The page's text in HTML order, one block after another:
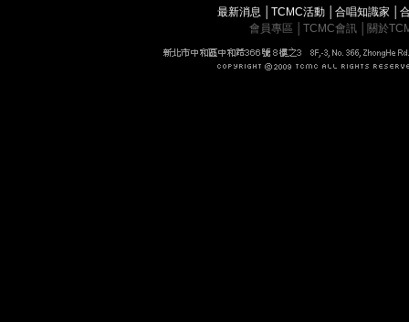
最新消息 │TCMC活動 │合唱知識家 │
會員專區
TCMC會訊 關於